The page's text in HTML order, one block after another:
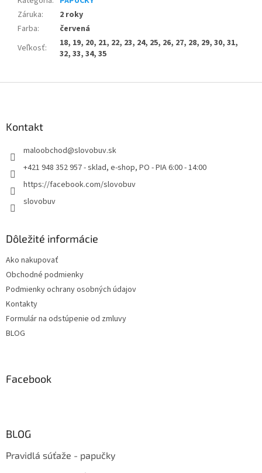
Záruka:
2 roky
Farba:
červená
Veľkosť:
18, 19, 20, 21, 22, 23, 24, 25, 26, 27, 28, 29, 30, 31,
32, 33, 34, 35
Kontakt
maloobchod@slovobuv.sk
+421 948 352 957 - sklad, e-shop, PO - PIA 6:00 - 14:00
https://facebook.com/slovobuv
slovobuv
Dôležité informácie
Ako nakupovať
Obchodné podmienky
Podmienky ochrany osobných údajov
Kontakty
Formulár na odstúpenie od zmluvy
BLOG
Facebook
BLOG
Pravidlá súťaže - papučky